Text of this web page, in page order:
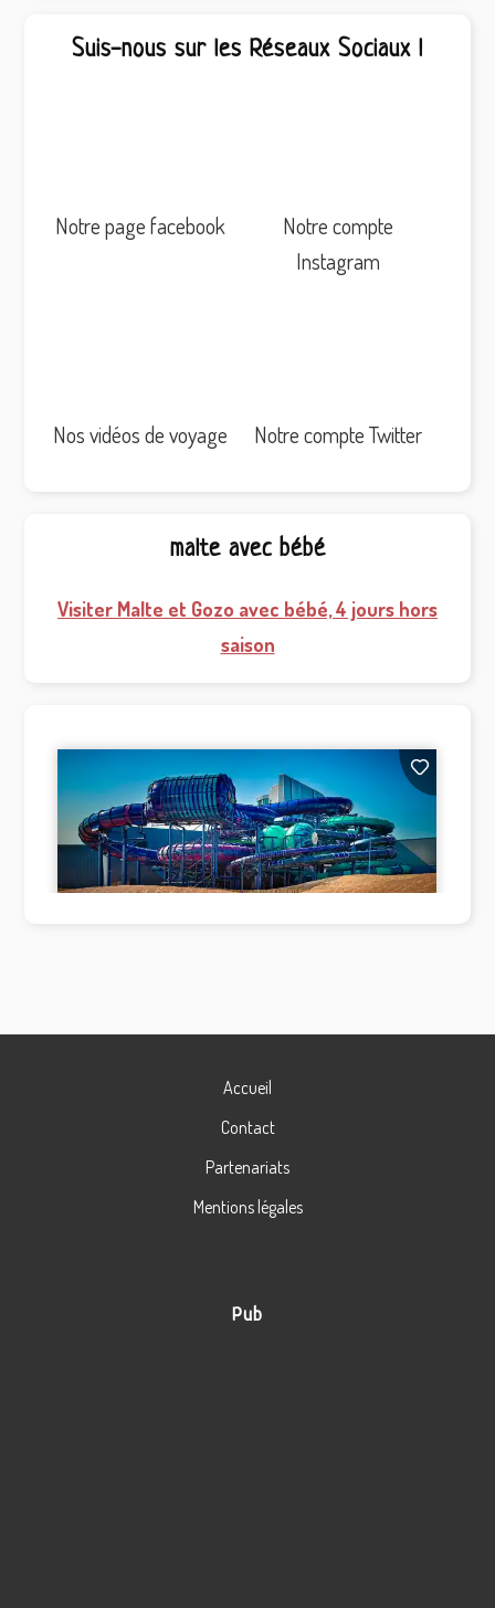
Suis-nous sur les Réseaux Sociaux !
Notre page facebook
Notre compte
Instagram
Nos vidéos de voyage Notre compte Twitter
malte avec bébé
Visiter Malte et Gozo avec bébé, 4 jours hors
saison
Accueil
Contact
Partenariats
Mentions légales
Pub